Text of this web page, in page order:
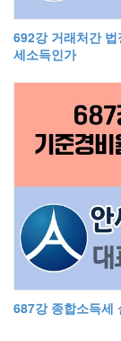
692강 거래처간
세소득인가
687강 종합소득세